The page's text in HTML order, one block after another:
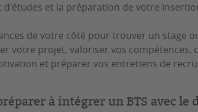
et la préparation de votre
de votre côté pour trouver un stage
votre projet, valoriser vos compétences,
et préparer vos entretiens de
à intégrer un BTS avec le